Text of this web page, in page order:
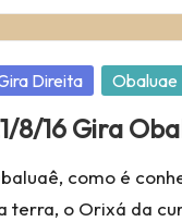
Direita Obaluae
8/16 Gira
como é
terra, o Orixá da